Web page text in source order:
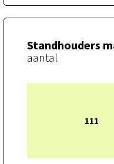
Standhouders
aantal
111